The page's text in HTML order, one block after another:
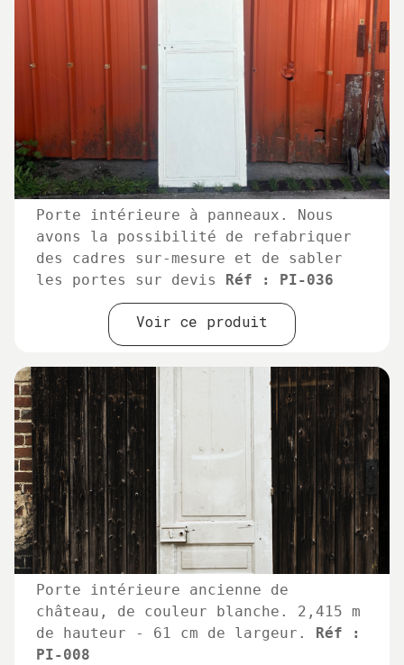
Porte intérieure à panneaux. Nous
avons la possibilité de refabriquer
des cadres sur-mesure et de sabler
les portes sur devis Réf : PI-036
Voir ce produit
Porte intérieure ancienne de
château, de couleur blanche. 2,415 m
de hauteur - 61 cm de largeur.
Réf :
PI-008